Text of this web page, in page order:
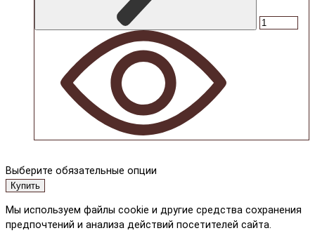
Выберите обязательные опции
Купить
Мы используем файлы cookie и другие средства сохранения
предпочтений и анализа действий посетителей сайта.